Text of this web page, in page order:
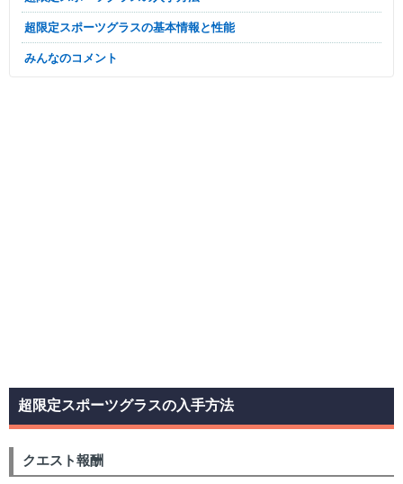
超限定スポーツグラスの基本情報と性能
みんなのコメント
超限定スポーツグラスの入手方法
クエスト報酬